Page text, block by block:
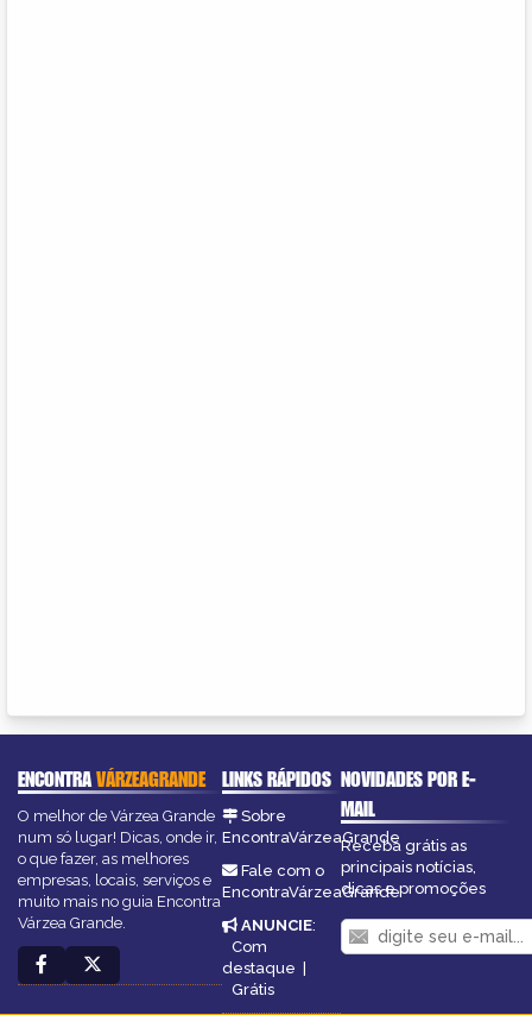
ENCONTRAVÁRZEAGRANDE
O melhor de Várzea Grande
num só lugar! Dicas, onde ir,
o que fazer, as melhores
empresas, locais, serviços e
muito mais no guia Encontra
Várzea Grande.
LINKS RÁPIDOS
Sobre
EncontraVárzeaGrande
Fale com o
EncontraVárzeaGrande
ANUNCIE:
Com
destaque |
Grátis
NOVIDADES POR E-
MAIL
Receba grátis as
principais notícias,
dicas e promoções